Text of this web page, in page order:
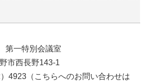
一特別会議室
市西長野143-1
4923（こちらへのお問い合わせは